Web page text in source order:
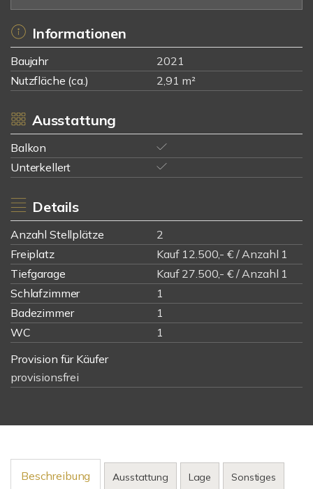
Informationen
Baujahr
2021
Nutzfläche (ca.)
2,91 m²
Ausstattung
Balkon
Unterkellert
Details
Anzahl Stellplätze
2
Freiplatz
Kauf 12.500,- € / Anzahl 1
Tiefgarage
Kauf 27.500,- € / Anzahl 1
Schlafzimmer
1
Badezimmer
1
WC
1
Provision für Käufer
provisionsfrei
Beschreibung Ausstattung Lage Sonstiges